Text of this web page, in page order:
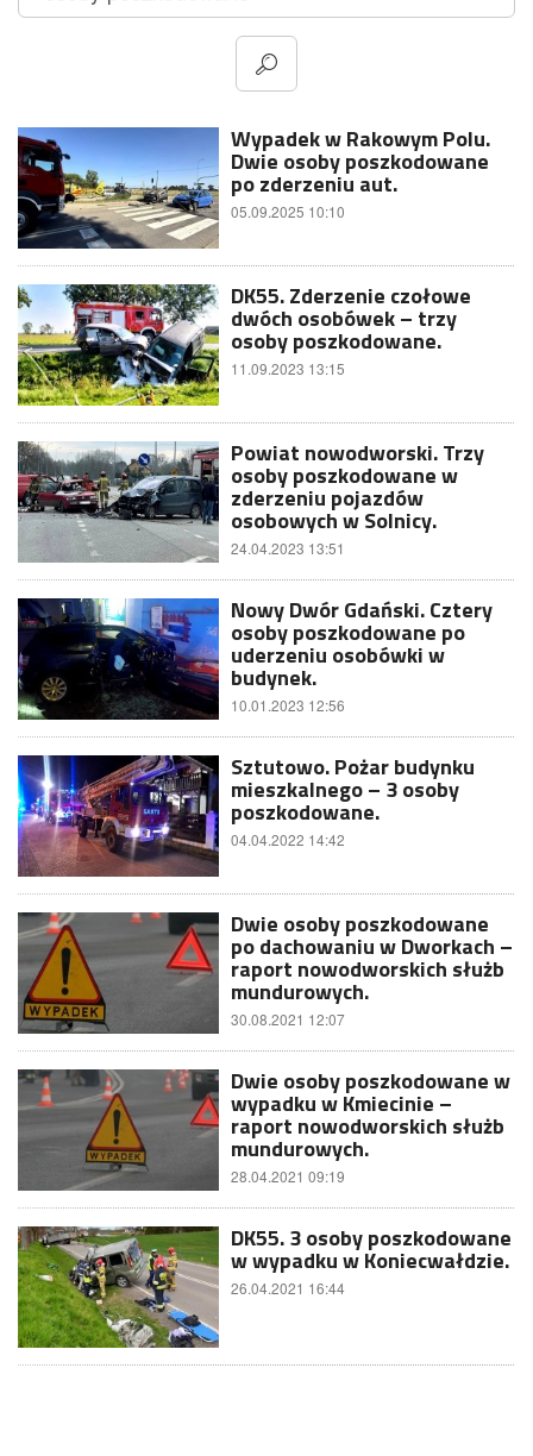
Wypadek w Rakowym Polu.
Dwie osoby poszkodowane
po zderzeniu aut.
05.09.2025 10:10
DK55. Zderzenie czołowe
dwóch osobówek – trzy
osoby poszkodowane.
11.09.2023 13:15
Powiat nowodworski. Trzy
osoby poszkodowane w
zderzeniu pojazdów
osobowych w Solnicy.
24.04.2023 13:51
Nowy Dwór Gdański. Cztery
osoby poszkodowane po
uderzeniu osobówki w
budynek.
10.01.2023 12:56
Sztutowo. Pożar budynku
mieszkalnego – 3 osoby
poszkodowane.
04.04.2022 14:42
Dwie osoby poszkodowane
po dachowaniu w Dworkach –
raport nowodworskich służb
mundurowych.
30.08.2021 12:07
Dwie osoby poszkodowane w
wypadku w Kmiecinie –
raport nowodworskich służb
mundurowych.
28.04.2021 09:19
DK55. 3 osoby poszkodowane
w wypadku w Koniecwałdzie.
26.04.2021 16:44